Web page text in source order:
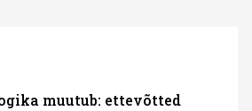
muutub: ettevõtted